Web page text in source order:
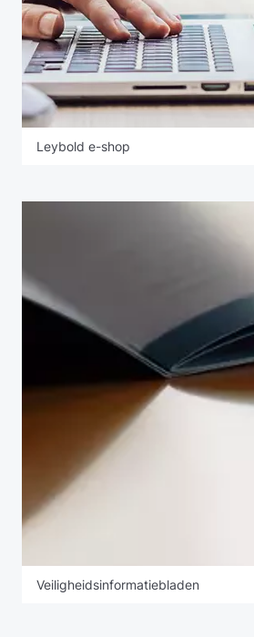
Leybold e-shop
Veiligheidsinformatiebladen